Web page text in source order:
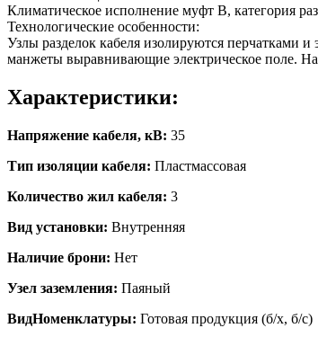
Климатическое исполнение муфт В, категория
Технологические особенности:
Узлы разделок кабеля изолируются перчатками
манжеты выравнивающие электрическое поле.
Характеристики:
Напряжение кабеля, кВ: 35
Тип изоляции кабеля: Пластмассовая
Количество жил кабеля: 3
Вид установки: Внутренняя
Наличие брони: Нет
Узел заземления: Паяный
ВидНоменклатуры: Готовая продукция (б/х, б/с)